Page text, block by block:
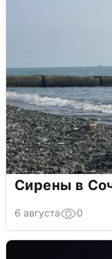
Сирены в
6 августа 0